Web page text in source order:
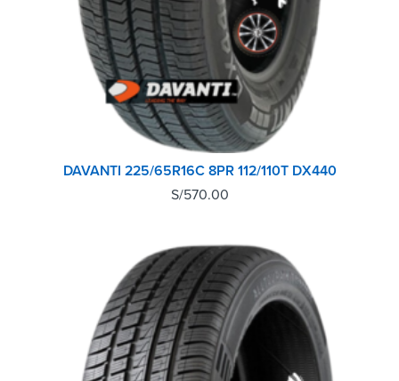
DAVANTI 225/65R16C 8PR 112/110T DX440
S/570.00